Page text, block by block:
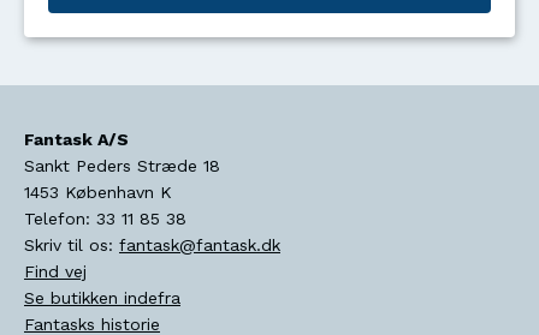
Fantask A/S
Sankt Peders Stræde 18
1453 København K
Telefon: 33 11 85 38
Skriv til os: fantask@fantask.dk
Find vej
Se butikken indefra
Fantasks historie